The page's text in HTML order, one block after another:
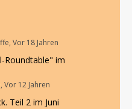
Vor 18 Jahren
Roundtable" im
12 Jahren
Teil 2 im Juni